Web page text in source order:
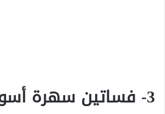
3- فساتين سهرة أسواق المجد: